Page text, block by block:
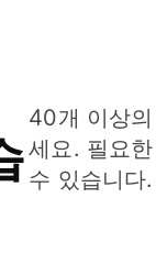
40개 이상
세요. 필요
수 있습니다.